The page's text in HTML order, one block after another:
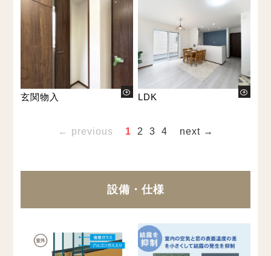
← previous 1 2 3 4 next →
玄関物入 LDK
設備・仕様